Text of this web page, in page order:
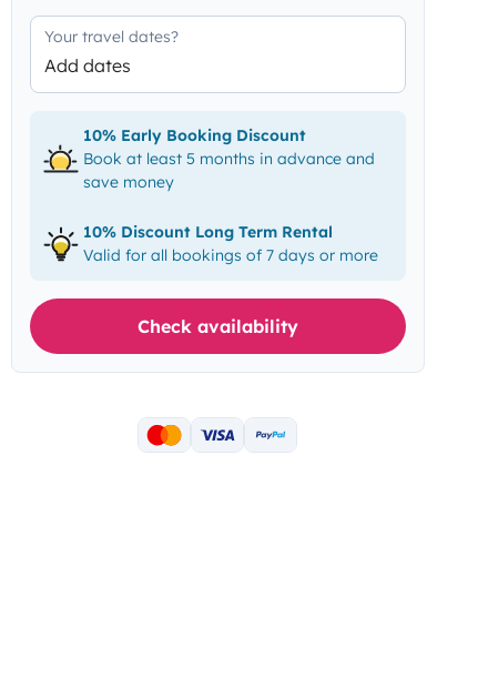
Your travel dates?
Add dates
10% Early Booking Discount
Book at least 5 months in advance and
save money
10% Discount Long Term Rental
Valid for all bookings of 7 days or more
Check availability